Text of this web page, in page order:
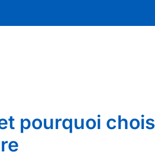
pourquoi